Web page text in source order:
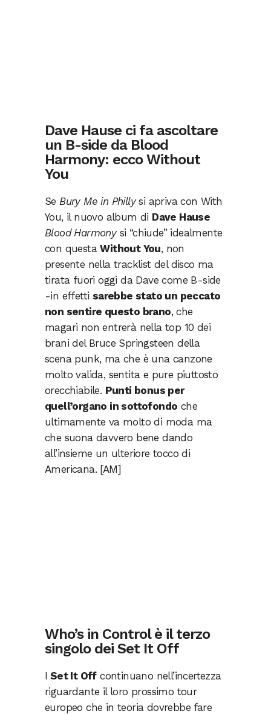
Dave Hause ci fa ascoltare
un B-side da Blood
Harmony: ecco Without
You
Se Bury Me in Phillysi apriva con With
You, il nuovo album di Dave Hause
Blood Harmonysi “chiude” idealmente
con questaWithout You, non
presente nella tracklist del disco ma
tirata fuori oggi da Dave come B-side
-in effetti sarebbe stato un peccato
non sentire questo brano, che
magari non entrerà nella top 10 dei
brani del Bruce Springsteen della
scena punk, ma che è una canzone
molto valida, sentita e pure piuttosto
orecchiabile. Punti bonus per
quell’organo in sottofondo che
ultimamente va molto di moda ma
che suona davvero bene dando
all’insieme un ulteriore tocco di
Americana. [AM]
Who’s in Control è il terzo
singolo dei Set It Off
I Set It Offcontinuano nell’incertezza
riguardante il loro prossimo tour
europeo che in teoria dovrebbe fare